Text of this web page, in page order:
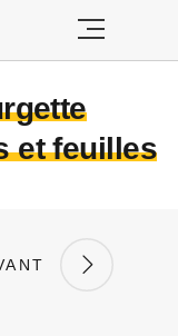
et feuilles